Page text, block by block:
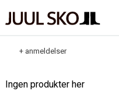
Ingen produkter her
+ anmeldelser